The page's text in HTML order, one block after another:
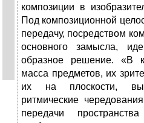
композиции в
Под композиционной
передачу, посредством
основного замысла,
образное решение. «В
масса предметов, их
их на плоскости,
ритмические
передачи